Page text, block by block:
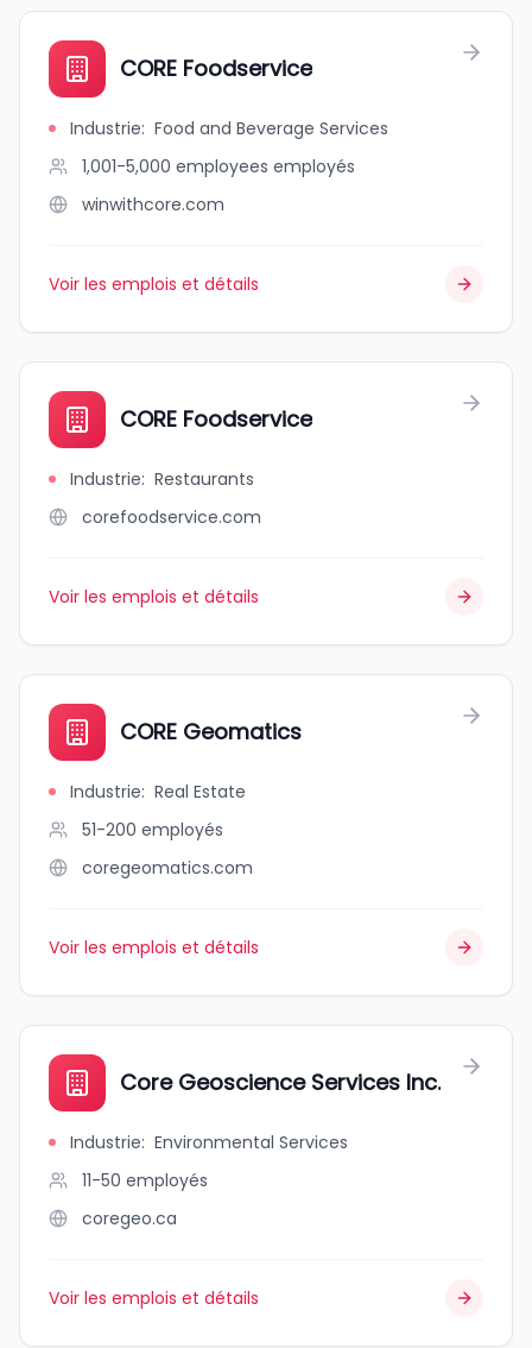
CORE Foodservice
Industrie: Food and Beverage Services
1,001-5,000 employees employés
winwithcore.com
Voir les emplois et détails
CORE Foodservice
Industrie: Restaurants
corefoodservice.com
Voir les emplois et détails
CORE Geomatics
Industrie: Real Estate
51-200 employés
coregeomatics.com
Voir les emplois et détails
Core Geoscience Services Inc.
Industrie: Environmental Services
11-50 employés
coregeo.ca
Voir les emplois et détails